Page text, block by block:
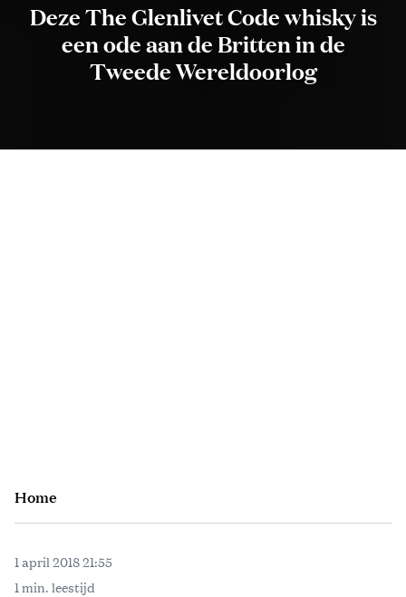
Deze The Glenlivet Code whisky is
een ode aan de Britten in de
Tweede Wereldoorlog
Home
1 april 2018 21:55
1 min. leestijd